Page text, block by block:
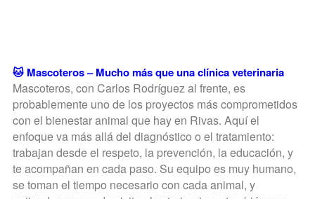
🐱 Mascoteros – Mucho más que una clínica veterinaria
Mascoteros, con Carlos Rodríguez al frente, es
probablemente uno de los proyectos más comprometidos
con el bienestar animal que hay en Rivas. Aquí el
enfoque va más allá del diagnóstico o el tratamiento:
trabajan desde el respeto, la prevención, la educación, y
te acompañan en cada paso. Su equipo es muy humano,
se toman el tiempo necesario con cada animal, y